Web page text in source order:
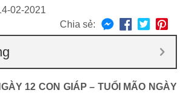
02-2021
Chia sẻ:
12 CON GIÁP – TUỔI MÃO NGÀY